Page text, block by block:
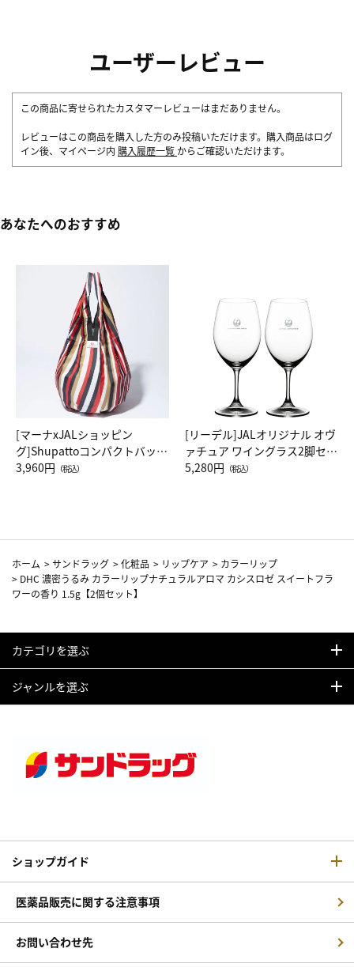
ユーザーレビュー
この商品に寄せられたカスタマーレビューはまだありません。
レビューはこの商品を購入した方のみ投稿いただけます。購入商品はログ
イン後、マイページ内 購入履歴一覧 からご確認いただけます。
あなたへのおすすめ
[マーナxJALショッピン
グ]Shupattoコンパクトバッグ
Drop JAL客室乗務員（LC）ス
3,960円 （税込）
[リーデル]JALオリジナル オヴ
ァチュア ワイングラス2脚セッ
ト（レッドワイン）
5,280円 （税込）
ホーム >サンドラッグ >化粧品 > リップケア > カラーリップ
> DHC 濃密うるみ カラーリップナチュラルアロマ カシスロゼ スイートフラ
ワーの香り 1.5g【2個セット】
カテゴリを選ぶ
ジャンルを選ぶ
ショップガイド
医薬品販売に関する注意事項
お問い合わせ先